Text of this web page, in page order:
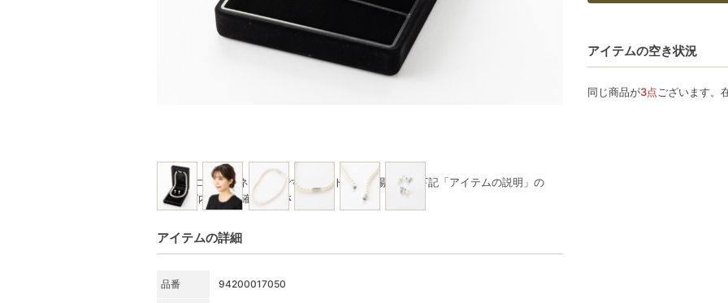
※写真はコーディネート例です。セット商品の場合は、下記「アイテムの説明」の
★SET内容をご確認ください
アイテムの詳細
品番 94200017050
アイテムの空き状況
同じ商品が3点 ございます。